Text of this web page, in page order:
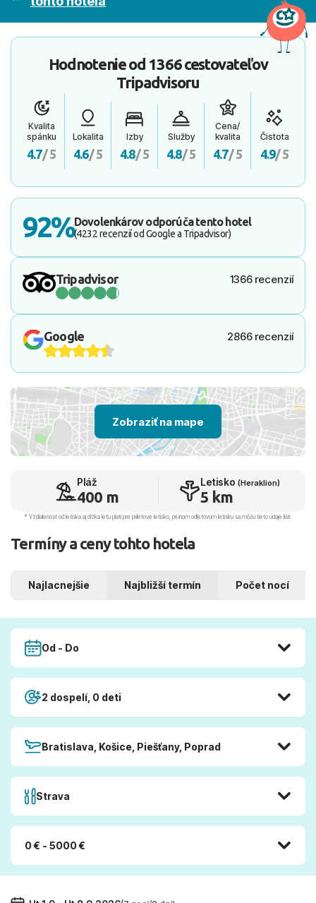
Hodnotenie od 1366 cestovateľov
Tripadvisoru
Kvalita
spánku
4.7/ 5
Lokalita
4.6/ 5
Izby
4.8/ 5
Služby
4.8/ 5
Cena/
kvalita
4.7/ 5
Čistota
4.9/ 5
92%Dovolenkárov odporúča tento hotel
(4232 recenzií od Google a Tripadvisor)
Tripadvisor 1366 recenzií
Google 2866 recenzií
Zobraziť na mape
Pláž
400 m
Letisko (Heraklion)
5 km
* Vzdialenosť od letiska aj dľžka letu platí pre príletové letisko, pri inom odletovom letisku sa môžu tieto údaje líšiť.
Termíny a ceny tohto hotela
Najlacnejšie Najbližší termín Počet nocí
Od - Do
2 dospelí, 0 deti
Bratislava, Košice, Piešťany, Poprad
Strava
0 € - 5000 €